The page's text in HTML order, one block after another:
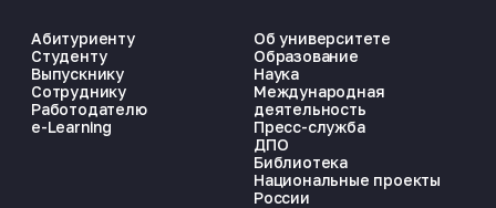
Абитуриенту
Студенту
Выпускнику
Сотруднику
Работодателю
e-Learning
Об университете
Образование
Наука
Международная
деятельность
Пресс-служба
ДПО
Библиотека
Национальные проекты
России